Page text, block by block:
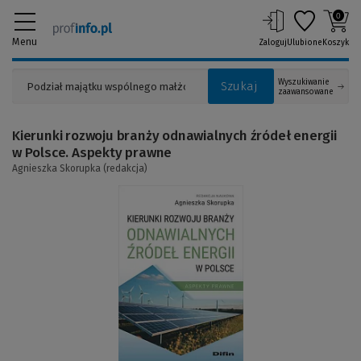
Menu
Szukaj
Wyszukiwanie
zaawansowane
ZalogujUlubione
0
Koszyk
Kierunki rozwoju branży odnawialnych źródeł energii
w Polsce. Aspekty prawne
Agnieszka Skorupka (redakcja)